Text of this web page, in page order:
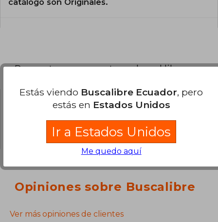
catálogo son Originales.
Preguntas y respuestas sobre el libro
para poder agregar tu propia pregunta.
Opiniones sobre Buscalibre
Ver más opiniones de clientes
Estás viendo Buscalibre Ecuador, pero
estás en Estados Unidos
Ir a Estados Unidos
Me quedo aquí